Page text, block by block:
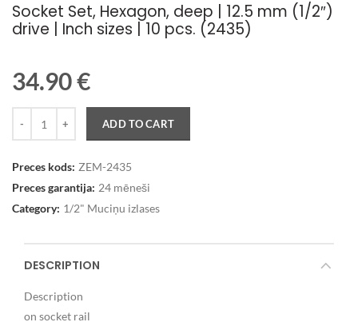
Socket Set, Hexagon, deep | 12.5 mm (1/2″)
drive | Inch sizes | 10 pcs. (2435)
34.90€
ADD TO CART
Preces kods: ZEM-2435
Preces garantija: 24 mēneši
Category: 1/2" Muciņu izlases
DESCRIPTION
Description
on socket rail